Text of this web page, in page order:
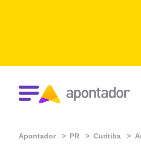
Apontador PR Curitiba